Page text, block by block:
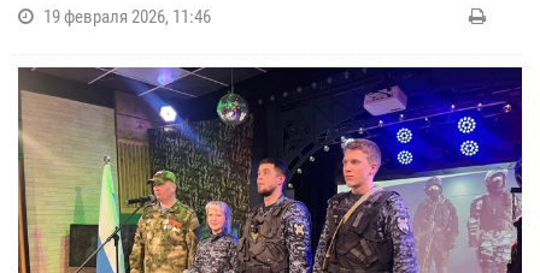
19 февраля 2026, 11:46